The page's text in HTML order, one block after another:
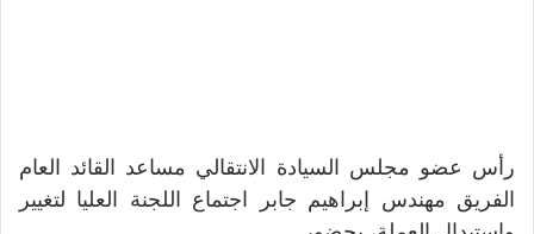
رأس عضو مجلس السيادة الانتقالي مساعد القائد العام
الفريق مهندس إبراهيم جابر اجتماع اللجنة العليا لتغيير